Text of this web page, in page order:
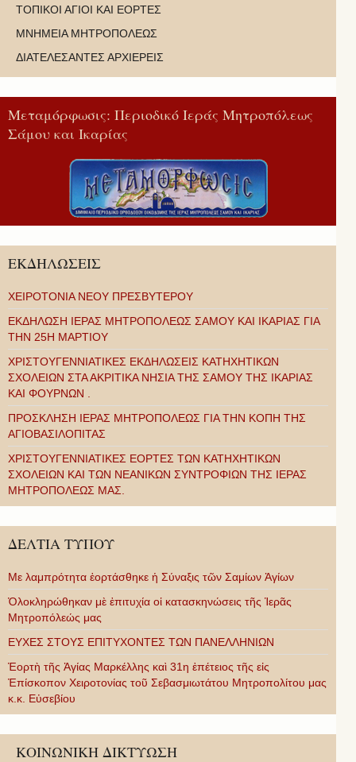
ΤΟΠΙΚΟΙ ΑΓΙΟΙ ΚΑΙ ΕΟΡΤΕΣ
ΜΝΗΜΕΙΑ ΜΗΤΡΟΠΟΛΕΩΣ
ΔΙΑΤΕΛΕΣΑΝΤΕΣ ΑΡΧΙΕΡΕΙΣ
Μεταμόρφωσις: Περιοδικό Ιεράς Μητροπόλεως
Σάμου και Ικαρίας
ΕΚΔΗΛΩΣΕΙΣ
ΧΕΙΡΟΤΟΝΙΑ ΝΕΟΥ ΠΡΕΣΒΥΤΕΡΟΥ
ΕΚΔΗΛΩΣΗ ΙΕΡΑΣ ΜΗΤΡΟΠΟΛΕΩΣ ΣΑΜΟΥ ΚΑΙ ΙΚΑΡΙΑΣ ΓΙΑ
ΤΗΝ 25Η ΜΑΡΤΙΟΥ
ΧΡΙΣΤΟΥΓΕΝΝΙΑΤΙΚΕΣ ΕΚΔΗΛΩΣΕΙΣ ΚΑΤΗΧΗΤΙΚΩΝ
ΣΧΟΛΕΙΩΝ ΣΤΑ ΑΚΡΙΤΙΚΑ ΝΗΣΙΑ ΤΗΣ ΣΑΜΟΥ ΤΗΣ ΙΚΑΡΙΑΣ
ΚΑΙ ΦΟΥΡΝΩΝ .
ΠΡΟΣΚΛΗΣΗ ΙΕΡΑΣ ΜΗΤΡΟΠΟΛΕΩΣ ΓΙΑ ΤΗΝ ΚΟΠΗ ΤΗΣ
ΑΓΙΟΒΑΣΙΛΟΠΙΤΑΣ
ΧΡΙΣΤΟΥΓΕΝΝΙΑΤΙΚΕΣ ΕΟΡΤΕΣ ΤΩΝ ΚΑΤΗΧΗΤΙΚΩΝ
ΣΧΟΛΕΙΩΝ ΚΑΙ ΤΩΝ ΝΕΑΝΙΚΩΝ ΣΥΝΤΡΟΦΙΩΝ ΤΗΣ ΙΕΡΑΣ
ΜΗΤΡΟΠΟΛΕΩΣ ΜΑΣ.
ΔΕΛΤΙΑ ΤΥΠΟΥ
Με λαμπρότητα ἑορτάσθηκε ἡ Σύναξις τῶν Σαμίων Ἁγίων
Ὁλοκληρώθηκαν μὲ ἐπιτυχία οἱ κατασκηνώσεις τῆς Ἱερᾶς
Μητροπόλεώς μας
ΕΥΧΕΣ ΣΤΟΥΣ ΕΠΙΤΥΧΟΝΤΕΣ ΤΩΝ ΠΑΝΕΛΛΗΝΙΩΝ
Ἑορτὴ τῆς Ἁγίας Μαρκέλλης καὶ 31η ἐπέτειος τῆς εἰς
Ἐπίσκοπον Χειροτονίας τοῦ Σεβασμιωτάτου Μητροπολίτου μας
κ.κ. Εὐσεβίου
ΚΟΙΝΩΝΙΚΗ ΔΙΚΤΥΩΣΗ